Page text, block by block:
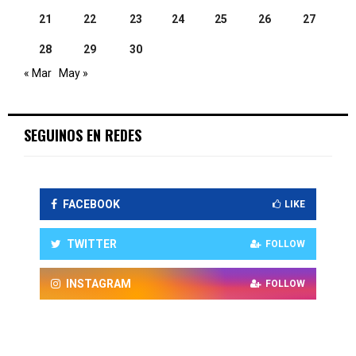
21 22 23 24 25 26 27
28 29
30
« Mar
May »
SEGUINOS EN REDES
FACEBOOK LIKE
TWITTER FOLLOW
INSTAGRAM FOLLOW